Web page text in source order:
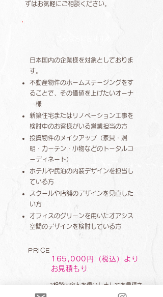
ずはお気軽にご相談ください。
日本国内の企業様を対象としておりま
す。
不動産物件のホームステージングをす
ることで、その価値を上げたいオーナ
ー様
新築住宅またはリノベーション工事を
検討中のお客様がいる営業担当の方
投資物件のメイクアップ（家具・照
明・カーテン・小物などのトータルコ
ーディネート）
ホテルや民泊の内装デザインを担当し
ている方
スクールや店舗のデザインを見直した
い方
オフィスのグリーンを用いたオアシス
空間のデザインを検討している方
PRICE
165,000円（税込）より
​お見積もり
ご相談内容をお伺いしましてお見積さ